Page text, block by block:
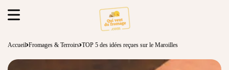
Accueil Fromages & Terroirs TOP 5 des idées reçues sur le Maroilles